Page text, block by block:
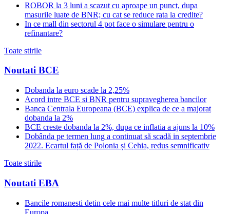
ROBOR la 3 luni a scazut cu aproape un punct, dupa
masurile luate de BNR; cu cat se reduce rata la credite?
In ce mall din sectorul 4 pot face o simulare pentru o
refinantare?
Toate stirile
Noutati BCE
Dobanda la euro scade la 2,25%
Acord intre BCE si BNR pentru supravegherea bancilor
Banca Centrala Europeana (BCE) explica de ce a majorat
dobanda la 2%
BCE creste dobanda la 2%, dupa ce inflatia a ajuns la 10%
Dobânda pe termen lung a continuat să scadă in septembrie
2022. Ecartul față de Polonia și Cehia, redus semnificativ
Toate stirile
Noutati EBA
Bancile romanesti detin cele mai multe titluri de stat din
Europa